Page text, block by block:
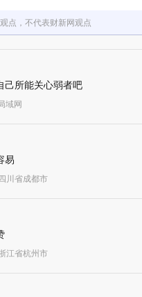
点，不代表财新网观点
己所能关心弱者吧
域网
易
川省成都市
江省杭州市